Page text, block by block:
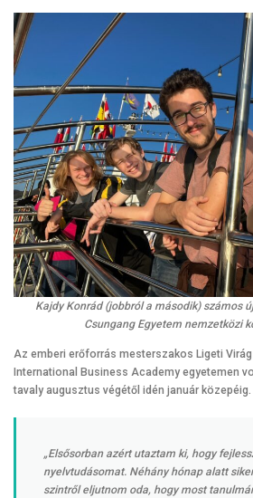
Kajdy Konrád (jobbról a második) számos
Csungang Egyetem nemzetközi
Az emberi erőforrás mesterszakos Ligeti
International Business Academy egyetemen
tavaly augusztus végétől idén január közepéig.
„Elsősorban azért utaztam ki, hogy
nyelvtudásomat. Néhány hónap alatt
szintről eljutnom oda, hogy most